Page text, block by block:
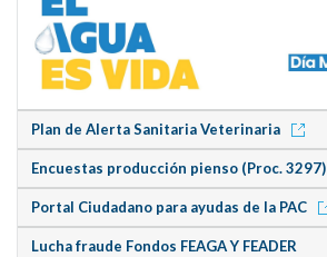
Plan de Alerta Sanitaria Veterinaria
Encuestas producción pienso (Proc. 3297)
Portal Ciudadano para ayudas de la PAC
Lucha fraude Fondos FEAGA Y FEADER